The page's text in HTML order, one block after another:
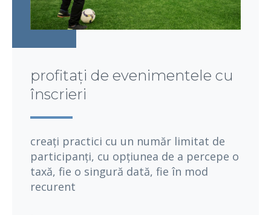
profitați de evenimentele cu
înscrieri
creați practici cu un număr limitat de
participanți, cu opțiunea de a percepe o
taxă, fie o singură dată, fie în mod
recurent